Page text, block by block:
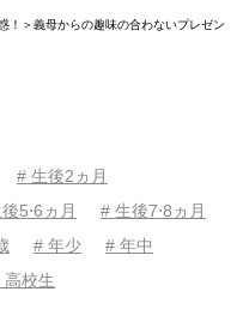
# 生後2ヵ月
5⋅6ヵ月
# 生後7⋅8ヵ月
# 年少
# 年中
高校生